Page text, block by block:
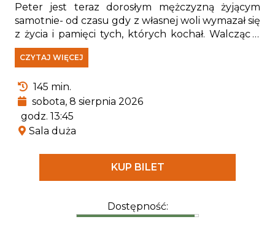
Peter jest teraz dorosłym mężczyzną żyjącym
samotnie- od czasu gdy z własnej woli wymazał się
z życia i pamięci tych, których kochał. Walcząc z
przestępczością w Nowym Jorku, który nie zna
już jego imienia, w pełni poświęcił się ochronie
przytłaczać, presja wywołuje zaskakującą fizyczną
przemianę, która zagraża jego istnieniu, podczas
gdy nowy, niepokojący schemat zbrodni prowadzi
do pojawienia się jednego z najpotężniejszych
CZYTAJ WIĘCEJ
145 min.
sobota, 8 sierpnia 2026
godz. 13:45
Sala duża
KUP BILET
Dostępność: